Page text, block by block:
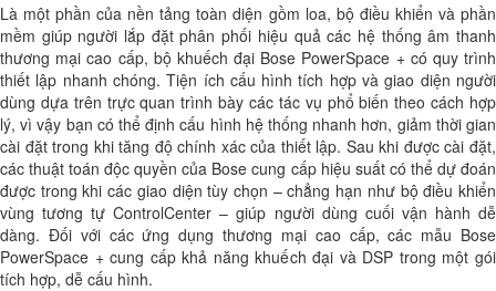
Là một phần của nền tảng toàn diện gồm loa, bộ điều khiển và phần
mềm giúp người lắp đặt phân phối hiệu quả các hệ thống âm thanh
thương mại cao cấp, bộ khuếch đại Bose PowerSpace + có quy trình
thiết lập nhanh chóng. Tiện ích cấu hình tích hợp và giao diện người
dùng dựa trên trực quan trình bày các tác vụ phổ biến theo cách hợp
lý, vì vậy bạn có thể định cấu hình hệ thống nhanh hơn, giảm thời gian
cài đặt trong khi tăng độ chính xác của thiết lập. Sau khi được cài đặt,
các thuật toán độc quyền của Bose cung cấp hiệu suất có thể dự đoán
được trong khi các giao diện tùy chọn – chẳng hạn như bộ điều khiển
vùng tương tự ControlCenter – giúp người dùng cuối vận hành dễ
dàng. Đối với các ứng dụng thương mại cao cấp, các mẫu Bose
PowerSpace + cung cấp khả năng khuếch đại và DSP trong một gói
tích hợp, dễ cấu hình.